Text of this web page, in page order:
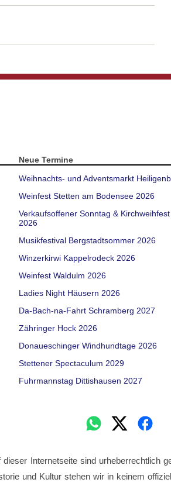
Neue Termine
Weihnachts- und Adventsmarkt
Weinfest Stetten am Bodensee 2026
Verkaufsoffener Sonntag &
2026
Musikfestival Bergstadtsommer 2026
Winzerkirwi Kappelrodeck 2026
Weinfest Waldulm 2026
Ladies Night Häusern 2026
Da-Bach-na-Fahrt Schramberg 2027
Zähringer Hock 2026
Donaueschinger Windhundtage 2026
Stettener Spectaculum 2029
Fuhrmannstag Dittishausen 2027
Internetseite sind urheberrechtlich
und Kultur stehen wir in keinem